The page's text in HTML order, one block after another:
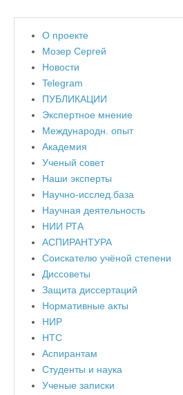
О проекте
Мозер Сергей
Новости
Telegram
ПУБЛИКАЦИИ
Экспертное мнение
Международн. опыт
Академия
Ученый совет
Наши эксперты
Научно-исслед.база
Научная деятельность
НИИ РТА
АСПИРАНТУРА
Соискателю учёной степени
Диссоветы
Защита диссертаций
Нормативные акты
НИР
НТС
Аспирантам
Студенты и наука
Ученые записки